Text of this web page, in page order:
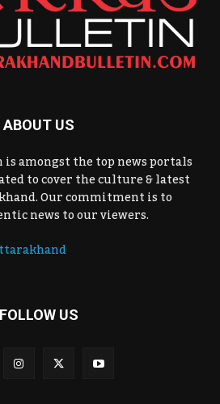
ABOUT US
amongst the top news portals
to cover the culture & latest
Our commitment is to
news to our viewers.
FOLLOW US